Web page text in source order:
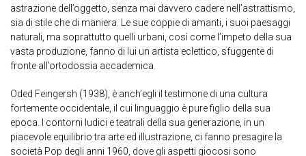
astrazione dell’oggetto, senza mai davvero cadere nell’astrattismo,
sia di stile che di maniera. Le sue coppie di amanti, i suoi paesaggi
naturali, ma soprattutto quelli urbani, così come l’impeto della sua
vasta produzione, fanno di lui un artista eclettico, sfuggente di
fronte all’ortodossia accademica.
Oded Feingersh (1938), è anch’egli il testimone di una cultura
fortemente occidentale, il cui linguaggio è pure figlio della sua
epoca. I contorni ludici e teatrali della sua generazione, in un
piacevole equilibrio tra arte ed illustrazione, ci fanno presagire la
società Pop degli anni 1960, dove gli aspetti giocosi sono